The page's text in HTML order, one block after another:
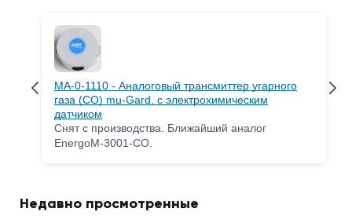
MA-0-1110 - Аналоговый трансмиттер угарного
газа (CO) mu-Gard, с электрохимическим
датчиком
Снят с производства. Ближайший аналог
EnergoM-3001-CO.
Недавно просмотренные